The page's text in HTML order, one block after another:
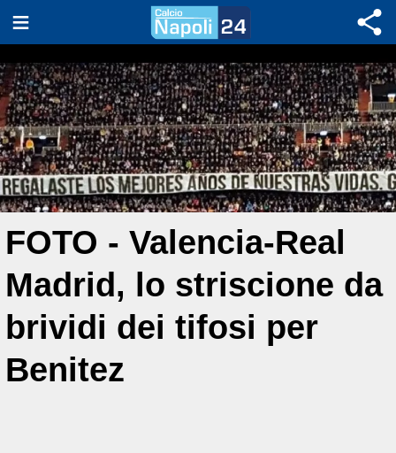
FOTO - Valencia-Real
Madrid, lo striscione da
brividi dei tifosi per
Benitez